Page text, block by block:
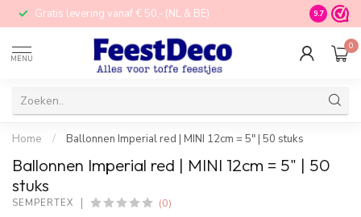
Gratis levering vanaf € 50,- (NL & BE) STORE in
9.7
MENU
0
Home / Ballonnen Imperial red | MINI 12cm = 5" | 50 stuks
Ballonnen Imperial red | MINI 12cm = 5" | 50
stuks
SEMPERTEX (0)